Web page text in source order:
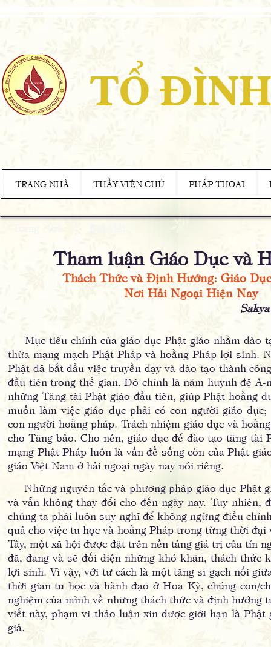
TỔ
TRANG NHÀ THẦY VIỆN CHỦ PHÁP THOẠI
Tham luận Giáo Dục và
Thách Thức và Định Hướng: Giáo Dục
Nơi Hải Ngoại Hiện Nay
Mục tiêu chính của giáo dục Phật giáo nhằm đào
thừa mạng mạch Phật Pháp và hoằng Pháp lợi sinh.
Phật đã bắt đầu việc truyền dạy và đào tạo thành
đầu tiên trong thế gian. Đó chính là năm huynh đệ
những Tăng tài Phật giáo đầu tiên, giúp Phật hoằng
muốn làm việc giáo dục phải có con người giáo
con người hoằng pháp. Trách nhiệm giáo dục và
cho Tăng bảo. Cho nên, giáo dục để đào tạo tăng tài
mạng Phật Pháp luôn là vấn đề sống còn của Phật
giáo Việt Nam ở hải ngoại ngày nay nói riêng.
Những nguyên tắc và phương pháp giáo dục Phật
và vẫn không thay đổi cho đến ngày nay. Tuy nhiên,
chúng ta phải luôn suy nghĩ để không ngừng điều
quả cho việc tu học và hoằng Pháp trong từng thời
Tây, một xã hội được đặt trên nền tảng giá trị của tín
đã, đang và sẽ đối diện những khó khăn, thách thức
lợi sinh. Vì vậy, với tư cách là một tăng sĩ gạch nối
thời gian tu học và hành đạo ở Hoa Kỳ, chúng con/
nghiệm của mình về những thách thức và định hướng
viết này, phạm vi thảo luận xin được giới hạn là
giả.